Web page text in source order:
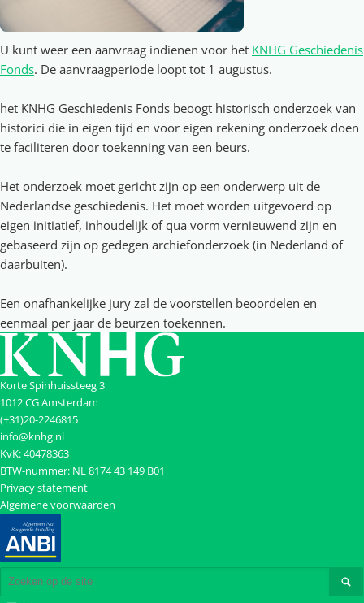
U kunt weer een aanvraag indienen voor het KNHG Geschiedenis
Fonds. De aanvraagperiode loopt tot 1 augustus.
het KNHG Geschiedenis Fonds beoogt historisch onderzoek van
historici die in eigen tijd en voor eigen rekening onderzoek doen
te faciliteren door toekenning van een beurs.
Het onderzoek moet gericht zijn op een onderwerp uit de
Nederlandse geschiedenis. Het moet worden uitgevoerd op
eigen initiatief, inhoudelijk of qua vorm vernieuwend zijn en
gebaseerd zijn op gedegen archiefonderzoek (in Nederland of
daarbuiten).
Een onafhankelijke jury zal de voorstellen beoordelen en
eenmaal per jaar de beurzen toekennen.
Korte Spinhuissteeg 3
1012 CG Amsterdam
(+31)20-2246815
info@knhg.nl
KvK: 40478363
BTW-nummer: NL 8174 43 149 B01
Privacy statement
Algemene voorwaarden